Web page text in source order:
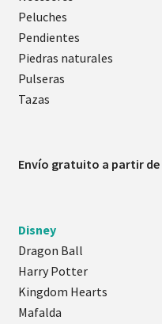
Peluches
Pendientes
Piedras naturales
Pulseras
Tazas
Envío gratuito a partir de
Disney
Dragon Ball
Harry Potter
Kingdom Hearts
Mafalda